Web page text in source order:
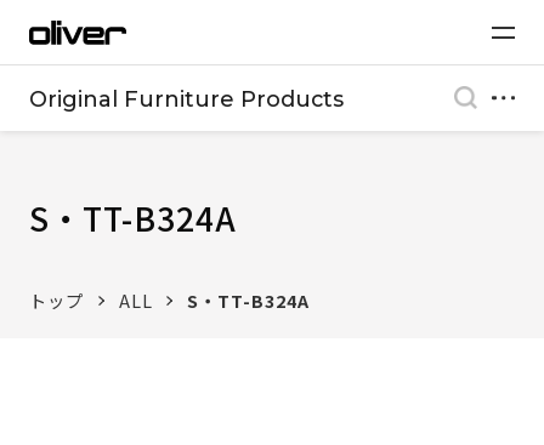
Original Furniture Products
S・TT-B324A
トップ ALL S・TT-B324A